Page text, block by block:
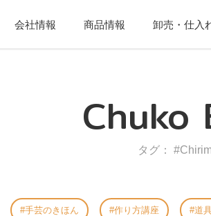
会社情報 商品情報 卸売・仕入
Chuko
タグ：
手芸のきほん 作り方講座 道